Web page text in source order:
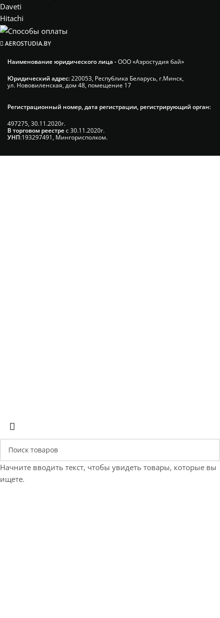
Daveti
Hitachi
AEROSTUDIA.BY
Наименование юридического лица -ООО «Аэростудия бай»
Юридический адрес:220053, Республика Беларусь, г.Минск,
ул. Нововиленская, дом 48, помещение 17
Регистрационный номер, дата регистрации, регистрирующий орган:
497275, 30.11.2020г.
В торговом реестрес 30.11.2020г.
УНП:193297491, Мингорисполком.
Начните вводить текст, чтобы увидеть товары, которые вы
ищете.